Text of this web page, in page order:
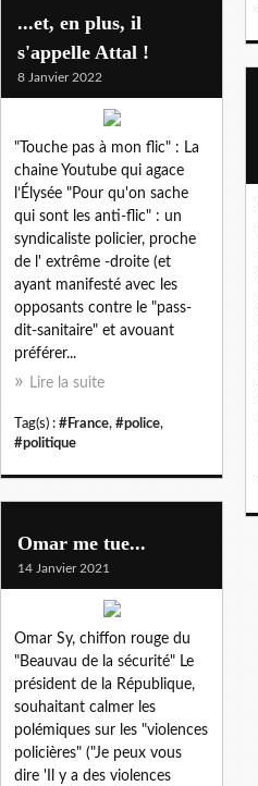
...et, en plus, il
s'appelle Attal !
8 Janvier 2022
"Touche pas à mon flic" : La
chaine Youtube qui agace
l’Élysée "Pour qu'on sache
qui sont les anti-flic" : un
syndicaliste policier, proche
de l' extrême -droite (et
ayant manifesté avec les
opposants contre le "pass-
dit-sanitaire" et avouant
préférer...
Lire la suite
Tag(s) : #France, #police,
#politique
Omar me tue...
14 Janvier 2021
Omar Sy, chiffon rouge du
"Beauvau de la sécurité" Le
président de la République,
souhaitant calmer les
polémiques sur les "violences
policières" ("Je peux vous
dire 'Il y a des violences